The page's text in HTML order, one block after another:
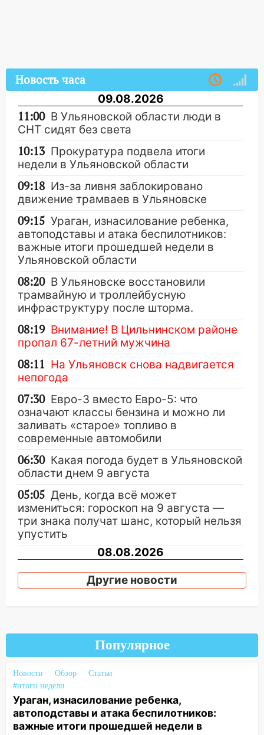
Новость часа
09.08.2026
11:00 В Ульяновской области люди в
СНТ сидят без света
10:13 Прокуратура подвела итоги
недели в Ульяновской области
09:18 Из-за ливня заблокировано
движение трамваев в Ульяновске
09:15 Ураган, изнасилование ребенка,
автоподставы и атака беспилотников:
важные итоги прошедшей недели в
Ульяновской области
08:20 В Ульяновске восстановили
трамвайную и троллейбусную
инфраструктуру после шторма.
08:19 Внимание! В Цильнинском районе
пропал 67-летний мужчина
08:11 На Ульяновск снова надвигается
непогода
07:30 Евро-3 вместо Евро-5: что
означают классы бензина и можно ли
заливать «старое» топливо в
современные автомобили
06:30 Какая погода будет в Ульяновской
области днем 9 августа
05:05 День, когда всё может
измениться: гороскоп на 9 августа —
три знака получат шанс, который нельзя
упустить
08.08.2026
20:10 Во время урагана в Ульяновске на
Волге перевернулась лодка
В Ульяновской области
ремонтируют девять мостов: один уже
17:00 «Ульяновскалипсис»: последствия
урагана 8 августа
16:38 Прогноз погоды в Ульяновской
Другие новости
Популярное
Новости Обзор
Статьи
#итоги недели
Ураган, изнасилование ребенка,
автоподставы и атака беспилотников:
важные итоги прошедшей недели в